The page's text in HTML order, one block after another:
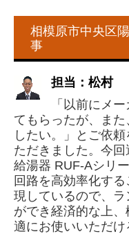
相模原市中央区
事
担当：松村
「以前にメ
てもらったが、ま
したい。」とご依
ただきました。今
給湯器 RUF-Aシリ
回路を高効率化す
現しているので、
ができ経済的な上
適にお使いいただけ